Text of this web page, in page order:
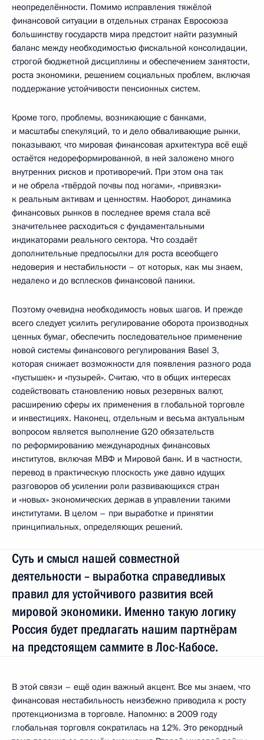
неопределённости. Помимо исправления тяжёлой
финансовой ситуации в отдельных странах Евросоюза
большинству государств мира предстоит найти разумный
баланс между необходимостью фискальной консолидации,
строгой бюджетной дисциплины и обеспечением занятости,
роста экономики, решением социальных проблем, включая
поддержание устойчивости пенсионных систем.
Кроме того, проблемы, возникающие с банками,
и масштабы спекуляций, то и дело обваливающие рынки,
показывают, что мировая финансовая архитектура всё ещё
остаётся недореформированной, в ней заложено много
внутренних рисков и противоречий. При этом она так
и не обрела «твёрдой почвы под ногами», «привязки»
к реальным активам и ценностям. Наоборот, динамика
финансовых рынков в последнее время стала всё
значительнее расходиться с фундаментальными
индикаторами реального сектора. Что создаёт
дополнительные предпосылки для роста всеобщего
недоверия и нестабильности – от которых, как мы знаем,
недалеко и до всплесков финансовой паники.
Поэтому очевидна необходимость новых шагов. И прежде
всего следует усилить регулирование оборота производных
ценных бумаг, обеспечить последовательное применение
новой системы финансового регулирования Basel 3,
которая снижает возможности для появления разного рода
«пустышек» и «пузырей». Считаю, что в общих интересах
содействовать становлению новых резервных валют,
расширению сферы их применения в глобальной торговле
и инвестициях. Наконец, отдельным и весьма актуальным
вопросом является выполнение G20 обязательств
по реформированию международных финансовых
институтов, включая МВФ и Мировой банк. И в частности,
перевод в практическую плоскость уже давно идущих
разговоров об усилении роли развивающихся стран
и «новых» экономических держав в управлении такими
институтами. В целом – при выработке и принятии
принципиальных, определяющих решений.
Суть и смысл нашей совместной
деятельности – выработка справедливых
правил для устойчивого развития всей
мировой экономики. Именно такую логику
Россия будет предлагать нашим партнёрам
на предстоящем саммите в Лос-Кабосе.
В этой связи – ещё один важный акцент. Все мы знаем, что
финансовая нестабильность неизбежно приводила к росту
протекционизма в торговле. Напомню: в 2009 году
глобальная торговля сократилась на 12%. Это рекордный